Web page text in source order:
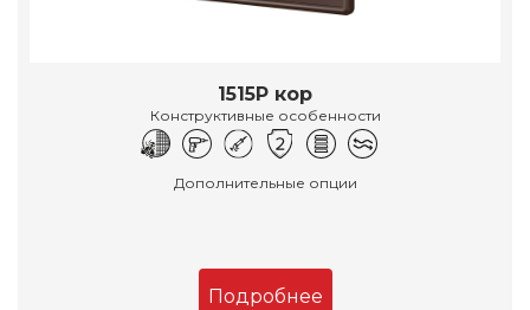
1515Р кор
Конструктивные особенности
Дополнительные опции
Подробнее